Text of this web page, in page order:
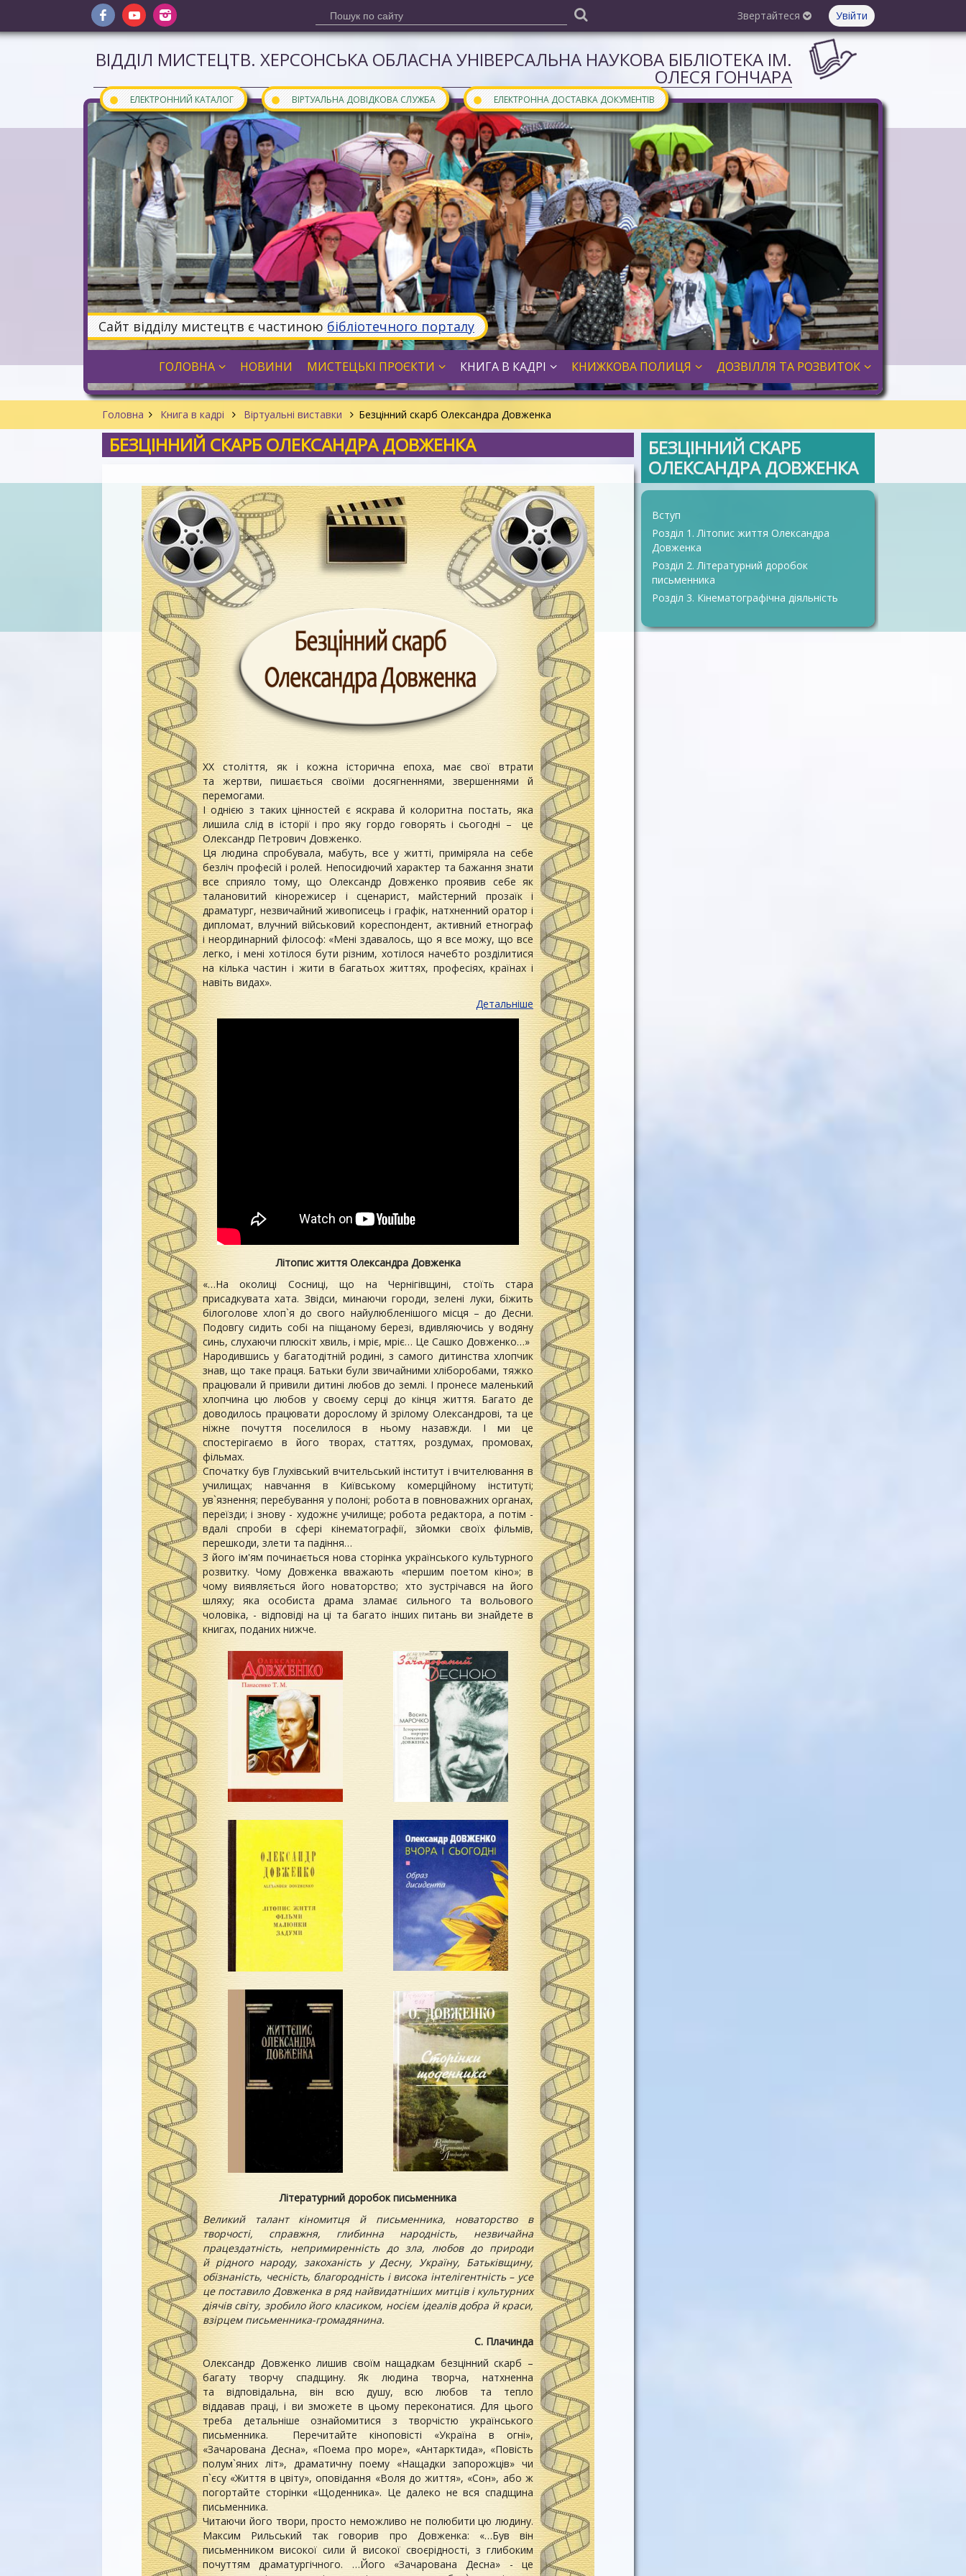
Звертайтеся Увійти
ВІДДІЛ МИСТЕЦТВ. ХЕРСОНСЬКА ОБЛАСНА УНІВЕРСАЛЬНА НАУКОВА БІБЛІОТЕКА ІМ.
ОЛЕСЯ ГОНЧАРА
● ЕЛЕКТРОННИЙ КАТАЛОГ ● ВІРТУАЛЬНА ДОВІДКОВА СЛУЖБА ● ЕЛЕКТРОННА ДОСТАВКА ДОКУМЕНТІВ
Сайт відділу мистецтв є частиною бібліотечного порталу
ГОЛОВНА НОВИНИ МИСТЕЦЬКІ ПРОЄКТИ КНИГА В КАДРІ КНИЖКОВА ПОЛИЦЯ ДОЗВІЛЛЯ ТА РОЗВИТОК
Головна Книга в кадрі Віртуальні виставки Безцінний скарб Олександра Довженка
БЕЗЦІННИЙ СКАРБ
ОЛЕКСАНДРА ДОВЖЕНКА
Вступ
Розділ 1. Літопис життя Олександра
Довженка
Розділ 2. Літературний доробок
письменника
Розділ 3. Кінематографічна діяльність
БЕЗЦІННИЙ СКАРБ ОЛЕКСАНДРА ДОВЖЕНКА
XX століття, як і кожна історична епоха, має свої втрати
та жертви, пишається своїми досягненнями, звершеннями й
перемогами.
І однією з таких цінностей є яскрава й колоритна постать, яка
лишила слід в історії і про яку гордо говорять і сьогодні – це
Олександр Петрович Довженко.
Ця людина спробувала, мабуть, все у житті, приміряла на себе
безліч професій і ролей. Непосидючий характер та бажання знати
все сприяло тому, що Олександр Довженко проявив себе як
талановитий кінорежисер і сценарист, майстерний прозаїк і
драматург, незвичайний живописець і графік, натхненний оратор і
дипломат, влучний військовий кореспондент, активний етнограф
і неординарний філософ: «Мені здавалось, що я все можу, що все
легко, і мені хотілося бути різним, хотілося начебто розділитися
на кілька частин і жити в багатьох життях, професіях, країнах і
навіть видах».
Детальніше
Літопис життя Олександра Довженка
«…На околиці Сосниці, що на Чернігівщині, стоїть стара
присадкувата хата. Звідси, минаючи городи, зелені луки, біжить
білоголове хлоп`я до свого найулюбленішого місця – до Десни.
Подовгу сидить собі на піщаному березі, вдивляючись у водяну
синь, слухаючи плюскіт хвиль, і мріє, мріє… Це Сашко Довженко…»
Народившись у багатодітній родині, з самого дитинства хлопчик
знав, що таке праця. Батьки були звичайними хліборобами, тяжко
працювали й привили дитині любов до землі. І пронесе маленький
хлопчина цю любов у своєму серці до кінця життя. Багато де
доводилось працювати дорослому й зрілому Олександрові, та це
ніжне почуття поселилося в ньому назавжди. І ми це
спостерігаємо в його творах, статтях, роздумах, промовах,
фільмах.
Спочатку був Глухівський вчительський інститут і вчителювання в
училищах; навчання в Київському комерційному інституті;
ув`язнення; перебування у полоні; робота в повноважних органах,
переїзди; і знову - художнє училище; робота редактора, а потім -
вдалі спроби в сфері кінематографії, зйомки своїх фільмів,
перешкоди, злети та падіння…
З його ім'ям починається нова сторінка українського культурного
розвитку. Чому Довженка вважають «першим поетом кіно»; в
чому виявляється його новаторство; хто зустрічався на його
шляху; яка особиста драма зламає сильного та вольового
чоловіка, - відповіді на ці та багато інших питань ви знайдете в
книгах, поданих нижче.
Літературний доробок письменника
Великий талант кіномитця й письменника, новаторство в
творчості, справжня, глибинна народність, незвичайна
працездатність, непримиренність до зла, любов до природи
й рідного народу, закоханість у Десну, Україну, Батьківщину,
обізнаність, чесність, благородність і висока інтелігентність – усе
це поставило Довженка в ряд найвидатніших митців і культурних
діячів світу, зробило його класиком, носієм ідеалів добра й краси,
взірцем письменника-громадянина.
С. Плачинда
Олександр Довженко лишив своїм нащадкам безцінний скарб –
багату творчу спадщину. Як людина творча, натхненна
та відповідальна, він всю душу, всю любов та тепло
віддавав праці, і ви зможете в цьому переконатися. Для цього
треба детальніше ознайомитися з творчістю українського
письменника. Перечитайте кіноповісті «Україна в огні»,
«Зачарована Десна», «Поема про море», «Антарктида», «Повість
полум`яних літ», драматичну поему «Нащадки запорожців» чи
п`єсу «Життя в цвіту», оповідання «Воля до життя», «Сон», або ж
погортайте сторінки «Щоденника». Це далеко не вся спадщина
письменника.
Читаючи його твори, просто неможливо не полюбити цю людину.
Максим Рильський так говорив про Довженка: «…Був він
письменником високої сили й високої своєрідності, з глибоким
почуттям драматургічного. …Його «Зачарована Десна» - це